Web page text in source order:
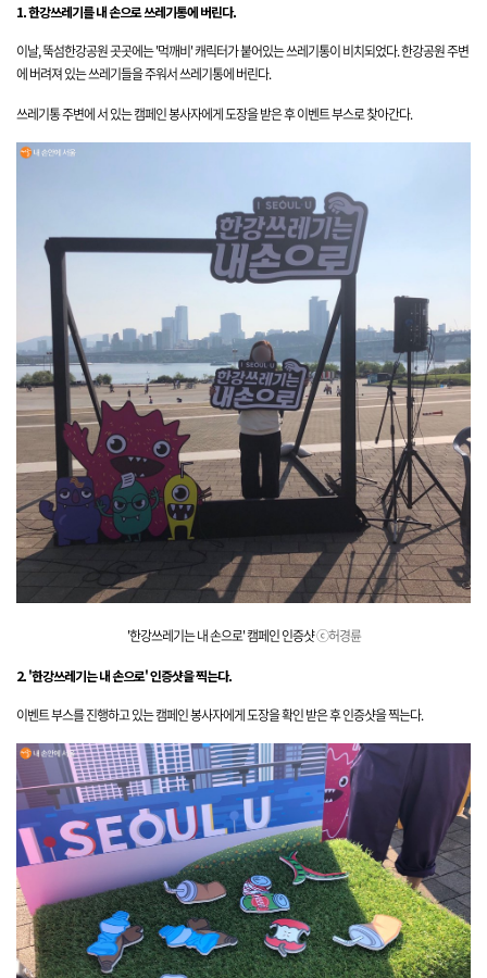
1. 한강쓰레기를 내 손으로 쓰레기통에 버린다.
이날, 뚝섬한강공원 곳곳에는 '먹깨비' 캐릭터가 붙어있는 쓰레기통이 비치되었다.한강공원 주변
에 버려져있는 쓰레기들을 주워서 쓰레기통에 버린다.
쓰레기통 주변에 서 있는 캠페인 봉사자에게 도장을 받은 후 이벤트 부스로 찾아간다.
'한강쓰레기는 내 손으로' 캠페인 인증샷ⓒ허경륜
2. '한강쓰레기는 내 손으로' 인증샷을 찍는다.
이벤트 부스를 진행하고 있는 캠페인 봉사자에게 도장을 확인 받은 후 인증샷을 찍는다.